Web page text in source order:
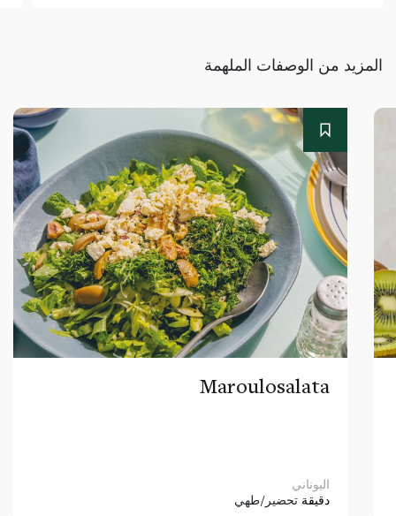
المزيد من الوصفات الملهمة
Maroulosalata
اليوناني
دقيقة تحضير/طهي